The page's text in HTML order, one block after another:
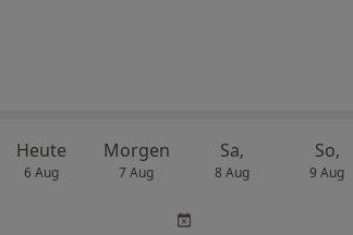
Heute
6 Aug
Morgen
7 Aug
Sa,
8 Aug
So,
9 Aug